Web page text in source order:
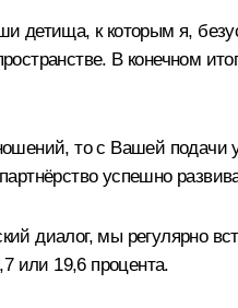
детища, к которым я,
В конечном
то с Вашей подачи
успешно
диалог, мы регулярно
или 19,6 процента.